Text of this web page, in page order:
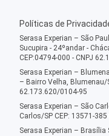
Políticas de
Serasa Experian – São
Sucupira - 24ºandar -
CEP:04794-000 - CNPJ
Serasa Experian –
– Bairro Velha, Blumenau/
62.173.620/0104-95
Serasa Experian – São
Carlos/SP CEP: 13571-
Serasa Experian – Brasília